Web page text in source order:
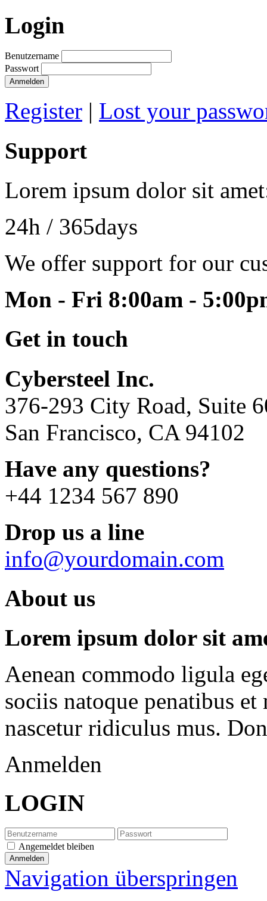
Login
Benutzername
Passwort
Anmelden
Register | Lost your
Support
Lorem ipsum dolor sit
24h / 365days
We offer support for our
Mon - Fri 8:00am -
Get in touch
Cybersteel Inc.
376-293 City Road, Suite
San Francisco, CA 94102
Have any questions?
+44 1234 567 890
Drop us a line
info@yourdomain.com
About us
Lorem ipsum dolor sit
Aenean commodo ligula
sociis natoque penatibus
nascetur ridiculus mus.
Anmelden
LOGIN
Angemeldet bleiben
Navigation überspringen